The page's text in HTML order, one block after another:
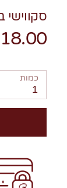
סקווישי
18.00 ₪
כמות
1